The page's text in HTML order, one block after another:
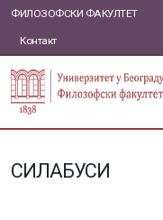
ФИЛОЗОФСКИ ФАКУЛТЕТ
Контакт
СИЛАБУСИ